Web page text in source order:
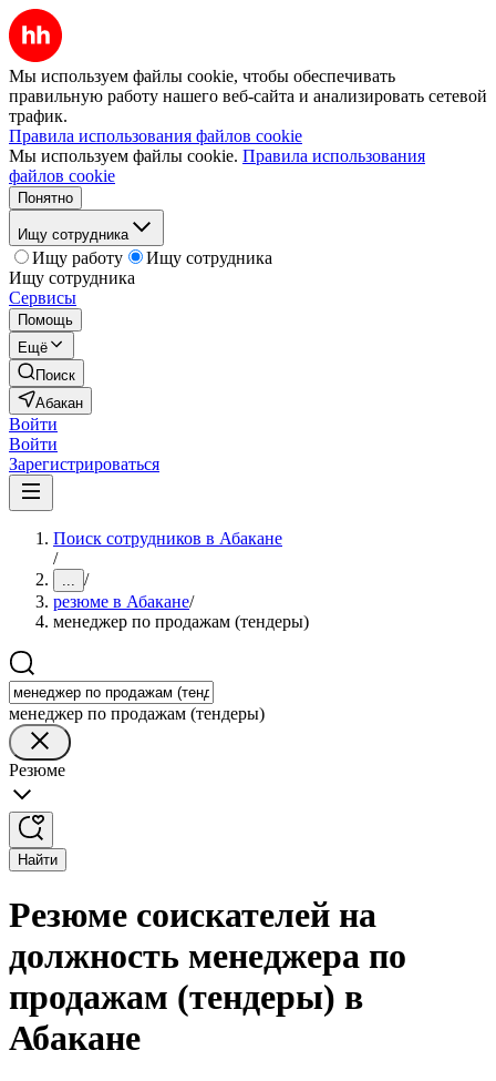
Мы используем файлы cookie, чтобы обеспечивать
правильную работу нашего веб-сайта и анализировать сетевой
трафик.
Правила использования файлов cookie
Мы используем файлы cookie. Правила использования
файлов cookie
Понятно
Ищу сотрудника
Ищу работу
Ищу сотрудника
Ищу сотрудника
Сервисы
Помощь
Ещё
Поиск
Абакан
Войти
Войти
Зарегистрироваться
Поиск сотрудников в Абакане
/
... /
резюме в Абакане/
менеджер по продажам (тендеры)
менеджер по продажам (тендеры)
Резюме
Найти
Резюме соискателей на
должность менеджера по
продажам (тендеры) в
Абакане